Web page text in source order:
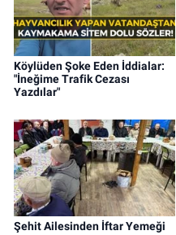
Köylüden Şoke Eden İddialar:
"İneğime Trafik Cezası
Yazdılar"
Şehit Ailesinden İftar Yemeği